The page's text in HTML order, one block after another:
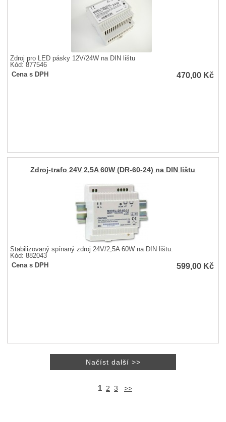
Zdroj pro LED pásky 12V/24W na DIN lištu
Kód: 877546
Cena s DPH
470,00 Kč
Zdroj-trafo 24V 2,5A 60W (DR-60-24) na DIN lištu
Stabilizovaný spínaný zdroj 24V/2,5A 60W na DIN lištu.
Kód: 882043
Cena s DPH
599,00 Kč
1 2 3 >>